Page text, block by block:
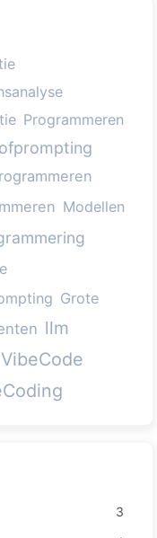
Programmeren
Modellen
Grote
llm
VibeCode
3